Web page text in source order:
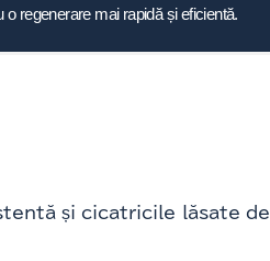
o regenerare mai rapidă și eficientă.
și cicatricile lăsate de